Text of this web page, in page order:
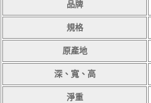
品牌
規格
原產地
深、寬、高
淨重